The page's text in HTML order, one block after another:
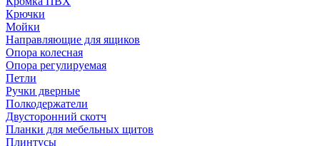
Крючки
Мойки
Направляющие для ящиков
Опора колесная
Опора регулируемая
Петли
Ручки дверные
Полкодержатели
Двусторонний скотч
Планки для мебельных щитов
Плинтусы